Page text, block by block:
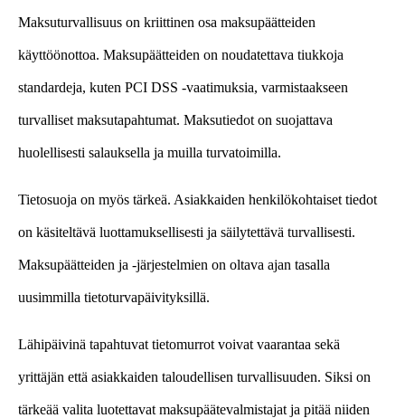
Maksuturvallisuus on kriittinen osa maksupäätteiden
käyttöönottoa. Maksupäätteiden on noudatettava tiukkoja
standardeja, kuten PCI DSS -vaatimuksia, varmistaakseen
turvalliset maksutapahtumat. Maksutiedot on suojattava
huolellisesti salauksella ja muilla turvatoimilla.
Tietosuoja on myös tärkeä. Asiakkaiden henkilökohtaiset tiedot
on käsiteltävä luottamuksellisesti ja säilytettävä turvallisesti.
Maksupäätteiden ja -järjestelmien on oltava ajan tasalla
uusimmilla tietoturvapäivityksillä.
Lähipäivinä tapahtuvat tietomurrot voivat vaarantaa sekä
yrittäjän että asiakkaiden taloudellisen turvallisuuden. Siksi on
tärkeää valita luotettavat maksupäätevalmistajat ja pitää niiden